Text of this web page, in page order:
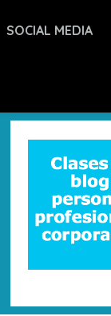
SOCIAL MEDIA